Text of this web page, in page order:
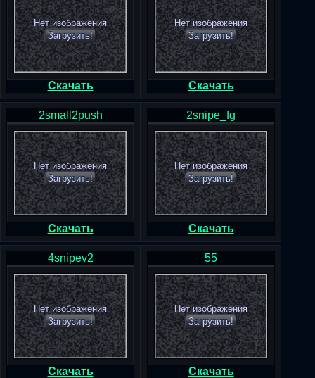
Нет изображения
Загрузить!
Скачать
Нет изображения
Загрузить!
Скачать
2small2push
Нет изображения
Загрузить!
Скачать
2snipe_fg
Нет изображения
Загрузить!
Скачать
4snipev2
Нет изображения
Загрузить!
Скачать
55
Нет изображения
Загрузить!
Скачать